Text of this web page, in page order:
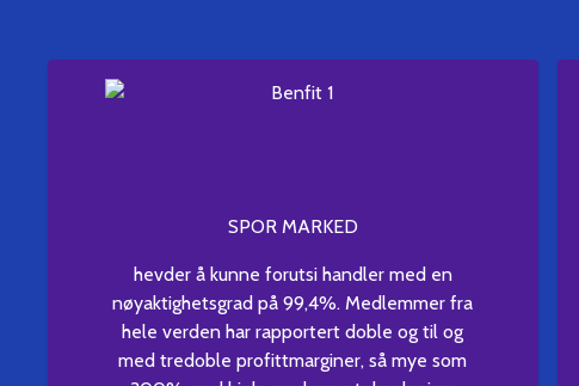
SPOR MARKED
hevder å kunne forutsi handler med en
nøyaktighetsgrad på 99,4%. Medlemmer fra
hele verden har rapportert doble og til og
med tredoble profittmarginer, så mye som